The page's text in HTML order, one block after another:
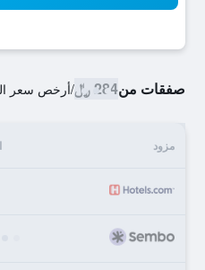
صفقات من284 ﷼ /أرخص سعر
مزود